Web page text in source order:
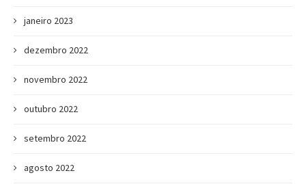
janeiro 2023
dezembro 2022
novembro 2022
outubro 2022
setembro 2022
agosto 2022